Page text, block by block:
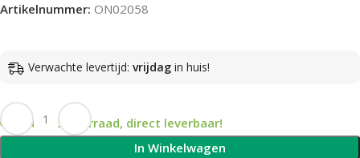
Artikelnummer: ON02058
Verwachte levertijd: vrijdag in huis!
Op voorraad, direct leverbaar!
In Winkelwagen